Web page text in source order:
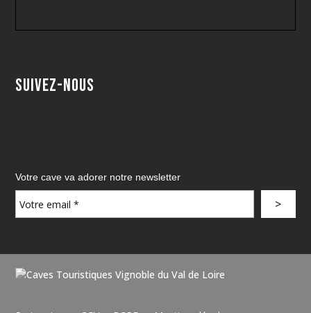
Suivez-nous
Votre cave va adorer notre newsletter